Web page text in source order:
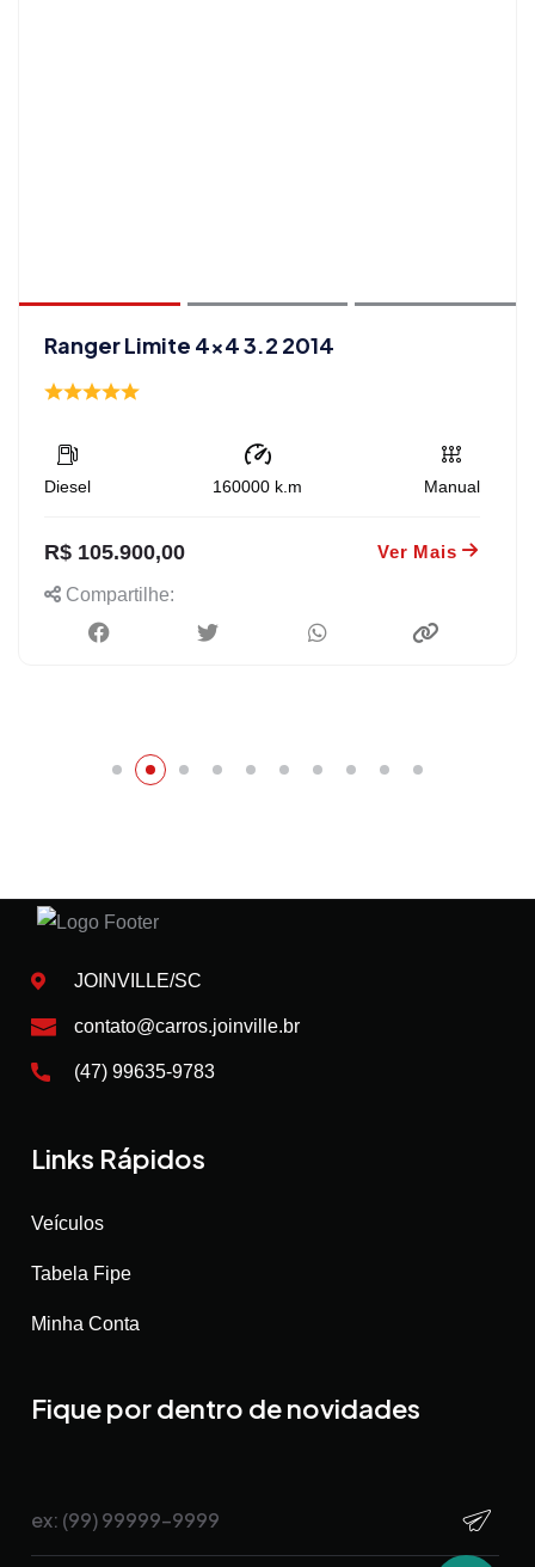
Ranger Limite 4x4 3.2 2014
Diesel 160000 k.m Manual
R$ 105.900,00 Ver Mais
Compartilhe:
JOINVILLE/SC
contato@carros.joinville.br
(47) 99635-9783
Links Rápidos
Veículos
Tabela Fipe
Minha Conta
Fique por dentro de novidades